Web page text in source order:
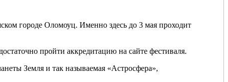
городе Оломоуц. Именно здесь до 3 мая проходит
пройти аккредитацию на сайте фестиваля.
Земля и так называемая «Астросфера»,